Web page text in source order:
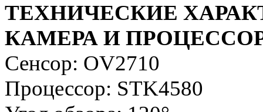
ТЕХНИЧЕСКИЕ
КАМЕРА И
Сенсор: OV2710
Процессор: STK4580